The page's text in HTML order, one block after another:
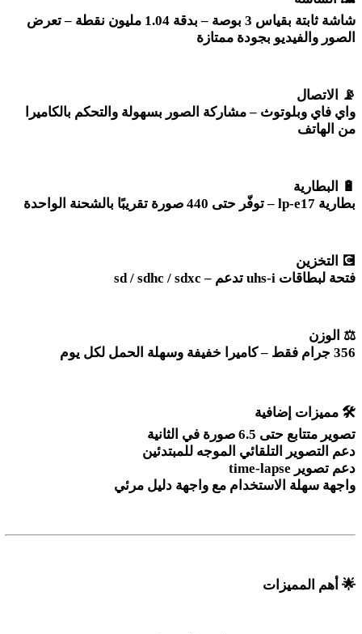
شاشة ثابتة بقياس 3 بوصة – بدقة 1.04 مليون نقطة – تعرض
الصور والفيديو بجودة ممتازة
📡
الاتصال
واي فاي وبلوتوث – مشاركة الصور بسهولة والتحكم بالكاميرا
من الهاتف
🔋
البطارية
بطارية
توفّر حتى 440 صورة تقريبًا بالشحنة الواحدة
💽
التخزين
فتحة لبطاقات
تدعم uhs-i
⚖️ الوزن
356 جرام فقط – كاميرا خفيفة وسهلة الحمل لكل يوم
🛠️ مميزات إضافية
تصوير متتابع حتى 6.5 صورة في الثانية
دعم التصوير التلقائي الموجه للمبتدئين
دعم تصوير
واجهة سهلة الاستخدام مع واجهة دليل مرئي
🌟 أهم المميزات